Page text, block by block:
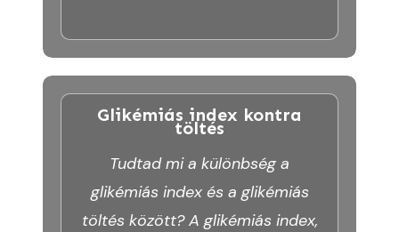
Glikémiás index kontra
töltés
Tudtad mi a különbség a
glikémiás index és a glikémiás
töltés között? A glikémiás index,